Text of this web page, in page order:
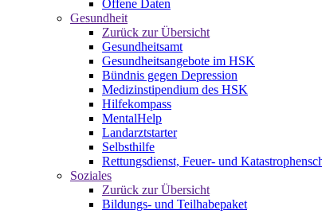
Offene Daten
Gesundheit
Zurück zur Übersicht
Gesundheitsamt
Gesundheitsangebote im HSK
Bündnis gegen Depression
Medizinstipendium des HSK
Hilfekompass
MentalHelp
Landarztstarter
Selbsthilfe
Rettungsdienst, Feuer- und
Soziales
Zurück zur Übersicht
Bildungs- und Teilhabepaket